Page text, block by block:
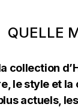
QUELLE
collection
le style et
actuels,